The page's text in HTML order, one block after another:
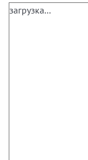
загрузка...